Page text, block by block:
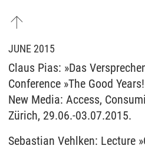
JUNE 2015
Claus Pias: »Das
Conference »The Good
New Media: Access,
Zürich, 29.06.-03.07.2015.
Sebastian Vehlken: Lecture